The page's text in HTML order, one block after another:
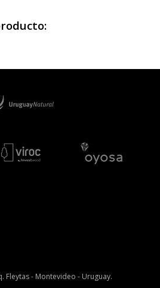
Fleytas - Montevideo - Uruguay.